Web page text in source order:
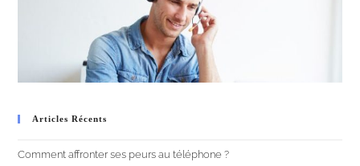
Articles Récents
Comment affronter ses peurs au téléphone ?